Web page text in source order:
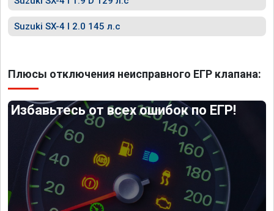
Suzuki SX-4 I 2.0 145 л.с
Плюсы отключения неисправного ЕГР клапана:
Избавьтесь от всех ошибок по ЕГР!